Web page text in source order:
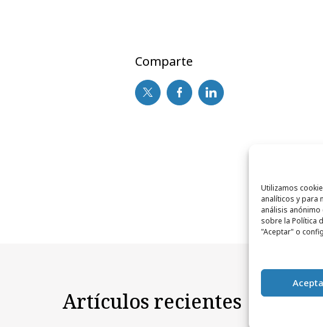
Utilizamos
analíticos y para
análisis anónimo
sobre la Política
"Aceptar" o
Comparte
Artículos recientes